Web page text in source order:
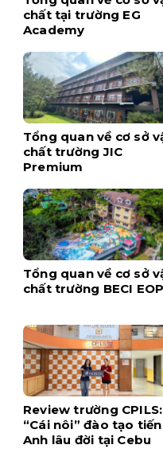
chất tại trường EG
Academy
Tổng quan về cơ sở
chất trường JIC
Premium
Tổng quan về cơ sở
chất trường BECI EOP
Review trường CPILS:
“Cái nôi” đào tạo
Anh lâu đời tại Cebu